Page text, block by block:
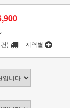
) 지역별